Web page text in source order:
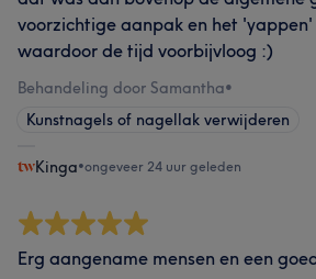
voorzichtige aanpak en het
waardoor de tijd voorbijvloog :)
Behandeling door Samantha•
Kunstnagels of nagellak verwijderen
Kinga•ongeveer 24 uur geleden
Erg aangename mensen en een